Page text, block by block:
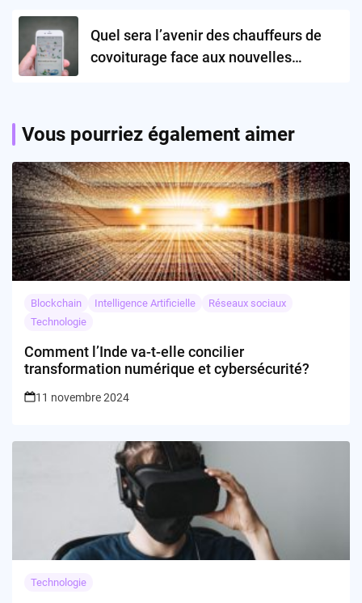
Quel sera l’avenir des chauffeurs de
covoiturage face aux nouvelles
Vous pourriez également aimer
Blockchain Intelligence Artificielle
Réseaux sociaux
Technologie
Comment l’Inde va-t-elle concilier
transformation numérique et cybersécurité?
11 novembre 2024
Technologie